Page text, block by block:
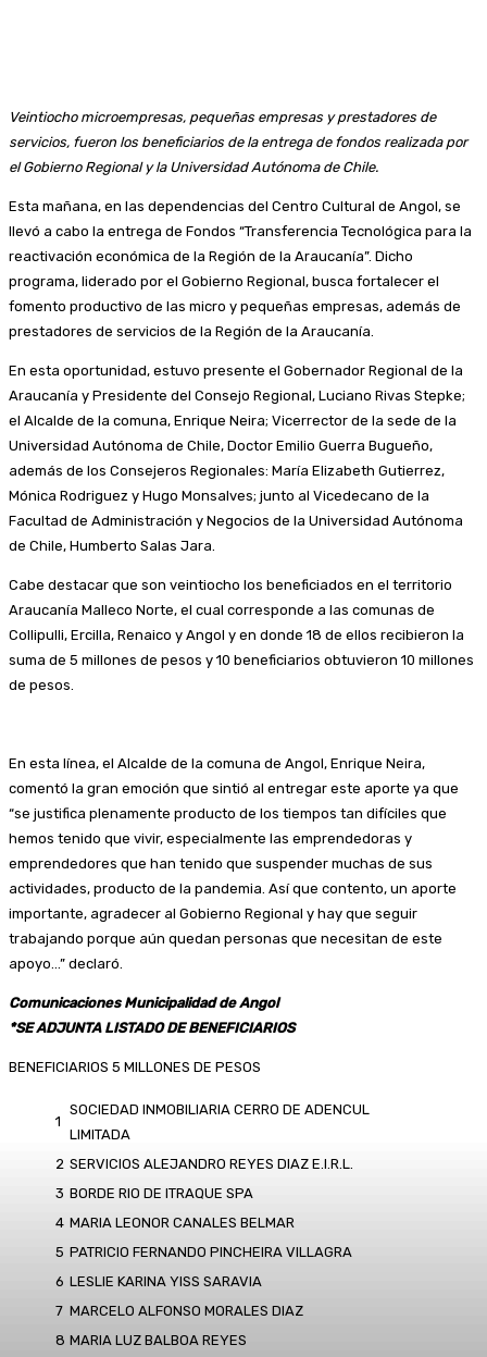
Veintiocho microempresas, pequeñas empresas y prestadores de
servicios, fueron los beneficiarios de la entrega de fondos realizada por
el Gobierno Regional y la Universidad Autónoma de Chile.
Esta mañana, en las dependencias del Centro Cultural de Angol, se
llevó a cabo la entrega de Fondos “Transferencia Tecnológica para la
reactivación económica de la Región de la Araucanía”. Dicho
programa, liderado por el Gobierno Regional, busca fortalecer el
fomento productivo de las micro y pequeñas empresas, además de
prestadores de servicios de la Región de la Araucanía.
En esta oportunidad, estuvo presente el Gobernador Regional de la
Araucanía y Presidente del Consejo Regional, Luciano Rivas Stepke;
el Alcalde de la comuna, Enrique Neira; Vicerrector de la sede de la
Universidad Autónoma de Chile, Doctor Emilio Guerra Bugueño,
además de los Consejeros Regionales: María Elizabeth Gutierrez,
Mónica Rodriguez y Hugo Monsalves; junto al Vicedecano de la
Facultad de Administración y Negocios de la Universidad Autónoma
de Chile, Humberto Salas Jara.
Cabe destacar que son veintiocho los beneficiados en el territorio
Araucanía Malleco Norte, el cual corresponde a las comunas de
Collipulli, Ercilla, Renaico y Angol y en donde 18 de ellos recibieron la
suma de 5 millones de pesos y 10 beneficiarios obtuvieron 10 millones
de pesos.
En esta línea, el Alcalde de la comuna de Angol, Enrique Neira,
comentó la gran emoción que sintió al entregar este aporte ya que
“se justifica plenamente producto de los tiempos tan difíciles que
hemos tenido que vivir, especialmente las emprendedoras y
emprendedores que han tenido que suspender muchas de sus
actividades, producto de la pandemia. Así que contento, un aporte
importante, agradecer al Gobierno Regional y hay que seguir
trabajando porque aún quedan personas que necesitan de este
apoyo…” declaró.
Comunicaciones Municipalidad de Angol
*SE ADJUNTA LISTADO DE BENEFICIARIOS
BENEFICIARIOS 5 MILLONES DE PESOS
1
SOCIEDAD INMOBILIARIA CERRO DE ADENCUL
LIMITADA
2 SERVICIOS ALEJANDRO REYES DIAZ E.I.R.L.
3 BORDE RIO DE ITRAQUE SPA
4 MARIA LEONOR CANALES BELMAR
5 PATRICIO FERNANDO PINCHEIRA VILLAGRA
6 LESLIE KARINA YISS SARAVIA
7 MARCELO ALFONSO MORALES DIAZ
8 MARIA LUZ BALBOA REYES